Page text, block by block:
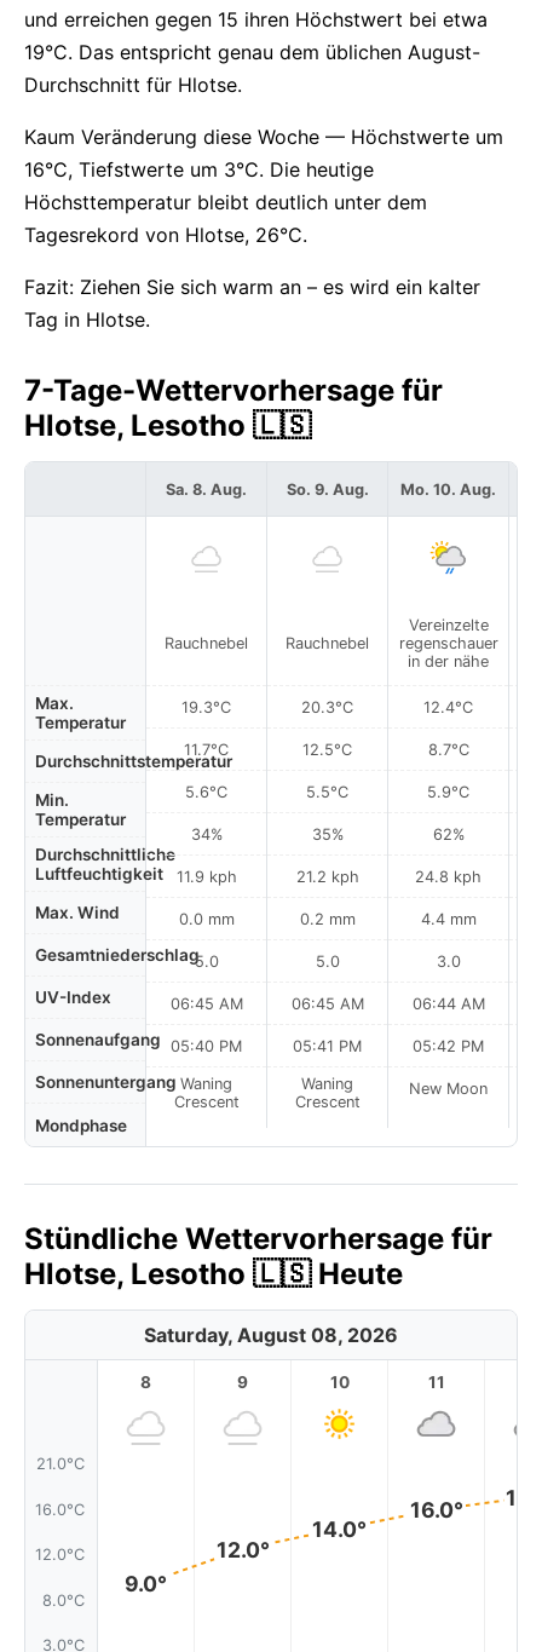
und erreichen gegen 15 ihren Höchstwert bei etwa
19°C. Das entspricht genau dem üblichen August-
Durchschnitt für Hlotse.
Kaum Veränderung diese Woche — Höchstwerte um
16°C, Tiefstwerte um 3°C. Die heutige
Höchsttemperatur bleibt deutlich unter dem
Tagesrekord von Hlotse, 26°C.
Fazit: Ziehen Sie sich warm an – es wird ein kalter
Tag in Hlotse.
7-Tage-Wettervorhersage für
Hlotse, Lesotho 🇱🇸
Max.
Temperatur
Durchschnittstemperatur
Min.
Temperatur
Durchschnittliche
Luftfeuchtigkeit
Max. Wind
Gesamtniederschlag
UV-Index
Sonnenaufgang
Sonnenuntergang
Mondphase
Sa. 8. Aug.
Rauchnebel
19.3°C
11.7°C
5.6°C
34%
11.9 kph
0.0 mm
5.0
06:45 AM
05:40 PM
Waning
Crescent
So. 9. Aug.
Rauchnebel
20.3°C
12.5°C
5.5°C
35%
21.2 kph
0.2 mm
5.0
06:45 AM
05:41 PM
Waning
Crescent
Mo. 10. Aug.
Vereinzelte
regenschauer
in der nähe
12.4°C
8.7°C
5.9°C
62%
24.8 kph
4.4 mm
3.0
06:44 AM
05:42 PM
New Moon
Stündliche Wettervorhersage für
Hlotse, Lesotho 🇱🇸 Heute
Saturday, August 08, 2026
21.0°C
16.0°C
12.0°C
8.0°C
3.0°C
8
9.0°
9
12.0°
10
14.0°
11
16.0°